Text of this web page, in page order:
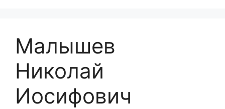
Малышев
Николай
Иосифович